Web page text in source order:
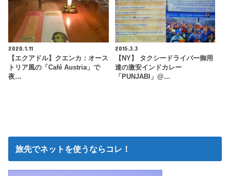
2020.1.11
【エクアドル】クエンカ：オース
トリア風の「Café Austria」で
夜…
2015.3.3
【NY】 タクシードライバー御用
達の激安インドカレー
「PUNJABI」@…
旅先でネットを使うならコレ！